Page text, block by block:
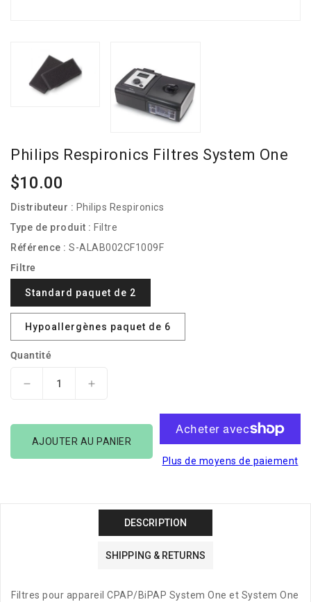
Philips Respironics Filtres System One
Prix
$10.00
Distributeur : Philips Respironics
Type de produit : Filtre
Référence : S-ALAB002CF1009F
Filtre
Standard paquet de 2
Hypoallergènes paquet de 6
Quantité
Réduire
Philips
Respironics
Augmenter
Philips
Respironics
One
AJOUTER AU PANIER
Plus de moyens de paiement
DESCRIPTION
SHIPPING & RETURNS
Filtres pour appareil CPAP/BiPAP System One et System One